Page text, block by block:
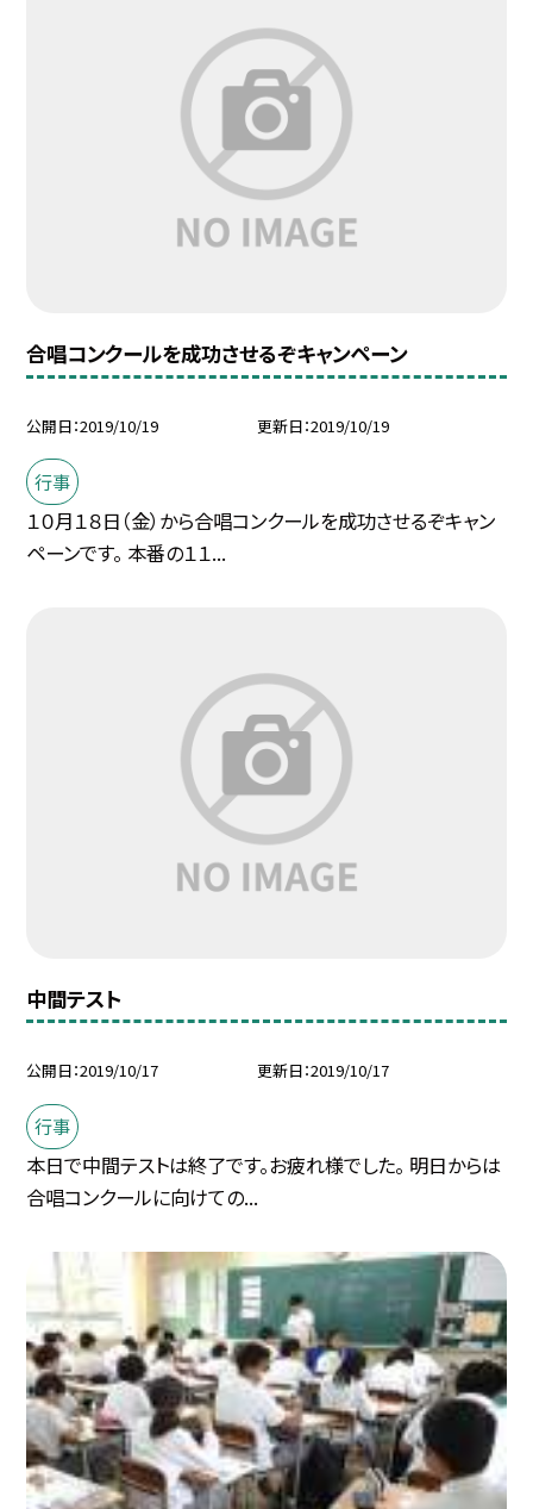
合唱コンクールを成功させるぞキャンペーン
公開日 2019/10/19 更新日 2019/10/19
行事
１０月１８日（金）から合唱コンクールを成功させるぞキャン
ペーンです。 本番の１１...
中間テスト
公開日 2019/10/17 更新日 2019/10/17
行事
本日で中間テストは終了です。お疲れ様でした。 明日からは
合唱コンクールに向けての...